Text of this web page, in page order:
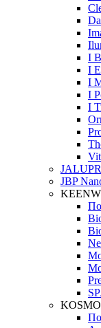
I
I
I
I
I
JBP